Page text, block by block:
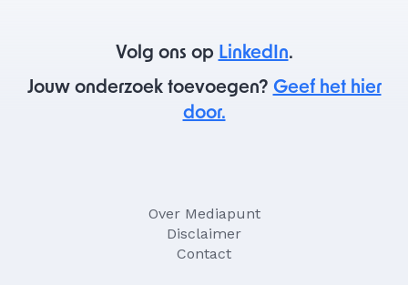
Volg ons op LinkedIn.
Jouw onderzoek toevoegen? Geef het hier
door.
Over Mediapunt
Disclaimer
Contact